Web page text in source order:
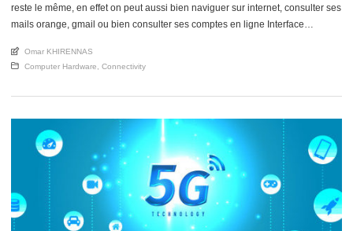
reste le même, en effet on peut aussi bien naviguer sur internet, consulter ses
mails orange, gmail ou bien consulter ses comptes en ligne Interface
Mac Os (Apple […]
An article by
Omar KHIRENNAS
Posted in
Computer Hardware, Connectivity